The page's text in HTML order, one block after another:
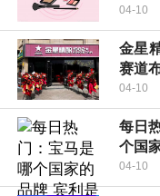
04-10
金星
赛道
04-10
每日
个国
04-10